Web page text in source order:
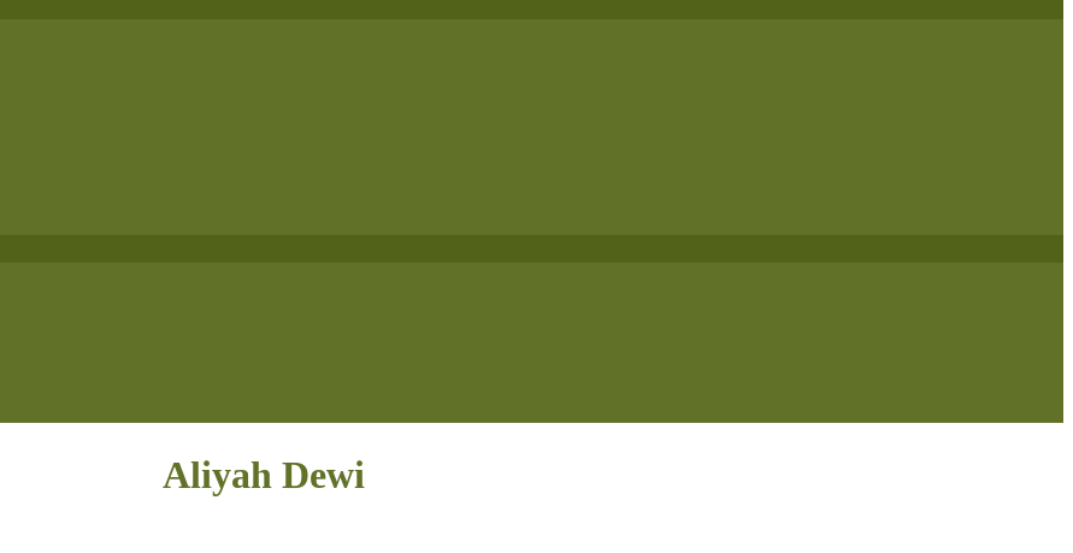
Aliyah Dewi